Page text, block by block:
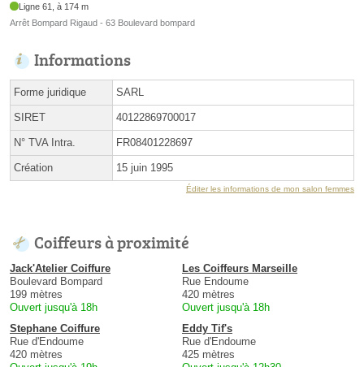
Ligne 61, à 174 m
Arrêt Bompard Rigaud - 63 Boulevard bompard
Informations
Forme juridique SARL
SIRET 40122869700017
N° TVA Intra. FR08401228697
Création 15 juin 1995
Éditer les informations de mon salon femmes
Coiffeurs à proximité
Jack'Atelier Coiffure
Boulevard Bompard
199 mètres
Ouvert jusqu'à 18h
Les Coiffeurs Marseille
Rue Endoume
420 mètres
Ouvert jusqu'à 18h
Stephane Coiffure
Rue d'Endoume
420 mètres
Eddy Tif's
Rue d'Endoume
425 mètres